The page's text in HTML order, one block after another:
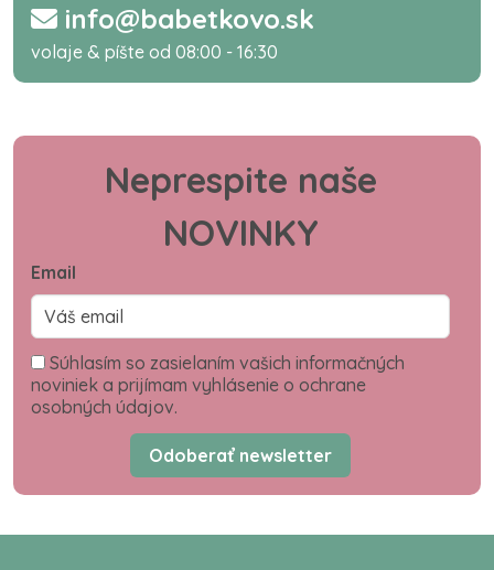
info@babetkovo.sk
volaje & píšte od 08:00 - 16:30
Neprespite naše
NOVINKY
Email
Súhlasím so zasielaním vašich informačných
noviniek a prijímam vyhlásenie o ochrane
osobných údajov.
Odoberať newsletter